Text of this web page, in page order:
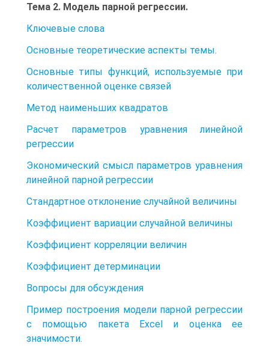
Тема 2. Модель парной регрессии.
Ключевые слова
Основные теоретические аспекты темы.
Основные типы функций, используемые при
количественной оценке связей
Метод наименьших квадратов
Расчет параметров уравнения линейной
регрессии
Экономический смысл параметров уравнения
линейной парной регрессии
Стандартное отклонение случайной величины
Коэффициент вариации случайной величины
Коэффициент корреляции величин
Коэффициент детерминации
Вопросы для обсуждения
Пример построения модели парной регрессии
с помощью пакета Excel и оценка ее
значимости.